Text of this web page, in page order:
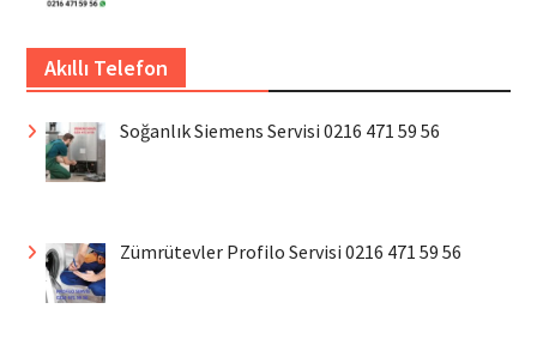
Akıllı Telefon
Soğanlık Siemens Servisi 0216 471 59 56
Zümrütevler Profilo Servisi 0216 471 59 56